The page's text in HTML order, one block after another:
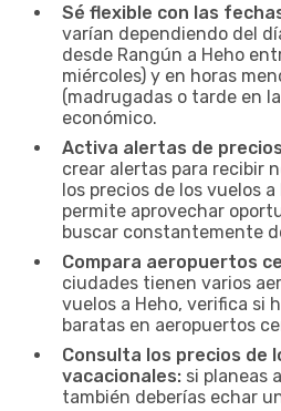
Sé flexible con las
varían dependiendo del
desde Rangún a Heho
miércoles) y en horas
(madrugadas o tarde en
económico.
Activa alertas de
crear alertas para recibir
los precios de los vuelos
permite aprovechar
buscar constantemente
Compara aeropuertos
ciudades tienen varios
vuelos a Heho, verifica si
baratas en aeropuertos
Consulta los precios de
vacacionales: si planeas
también deberías echar